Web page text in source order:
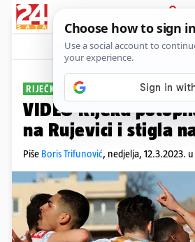
PRIJAVA
Sport
RIJEČKO SLAVLJE
VIDEO Rijeka
na Rujevici i stigla
Piše Boris Trifunović, nedjelja, 12.3.2023.